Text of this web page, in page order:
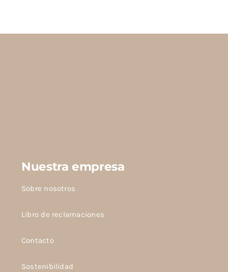
Nuestra empresa
Sobre nosotros
Libro de reclamaciones
Contacto
Sostenibilidad